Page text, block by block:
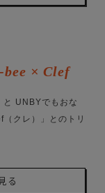
× Clef
と UNBYでもおな
クレ）」とのトリ
る